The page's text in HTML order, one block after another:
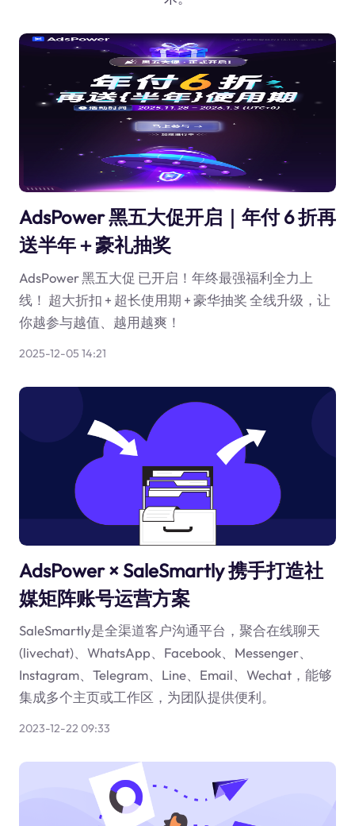
AdsPower 黑五大促开启｜年付 6 折再
送半年＋豪礼抽奖
AdsPower 黑五大促 已开启！年终最强福利全力上
线！ 超大折扣 + 超长使用期 + 豪华抽奖 全线升级，让
你越参与越值、越用越爽！
2025-12-05 14:21
AdsPower × SaleSmartly 携手打造社
媒矩阵账号运营方案
SaleSmartly是全渠道客户沟通平台，聚合在线聊天
(livechat)、WhatsApp、Facebook、Messenger、
Instagram、Telegram、Line、Email、Wechat，能够
集成多个主页或工作区，为团队提供便利。
2023-12-22 09:33